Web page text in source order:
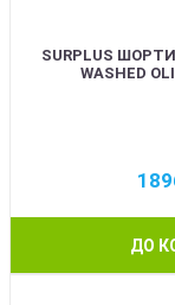
SURPLUS ШОРТИ
WASHED
ДО